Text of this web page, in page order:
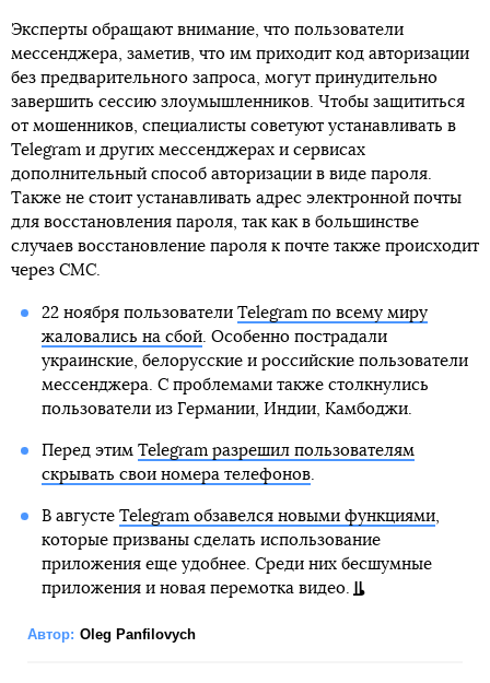
Эксперты обращают внимание, что пользователи
мессенджера, заметив, что им приходит код авторизации
без предварительного запроса, могут принудительно
завершить сессию злоумышленников. Чтобы защититься
от мошенников, специалисты советуют устанавливать в
Telegram и других мессенджерах и сервисах
дополнительный способ авторизации в виде пароля.
Также не стоит устанавливать адрес электронной почты
для восстановления пароля, так как в большинстве
случаев восстановление пароля к почте также происходит
через СМС.
22 ноября пользователи Telegram по всему миру
жаловались на сбой. Особенно пострадали
украинские, белорусские и российские пользователи
мессенджера. С проблемами также столкнулись
пользователи из Германии, Индии, Камбоджи.
Перед этим Telegram разрешил пользователям
скрывать свои номера телефонов.
В августе Telegram обзавелся новыми функциями,
которые призваны сделать использование
приложения еще удобнее. Среди них бесшумные
приложения и новая перемотка видео.
Автор: Oleg Panfilovych